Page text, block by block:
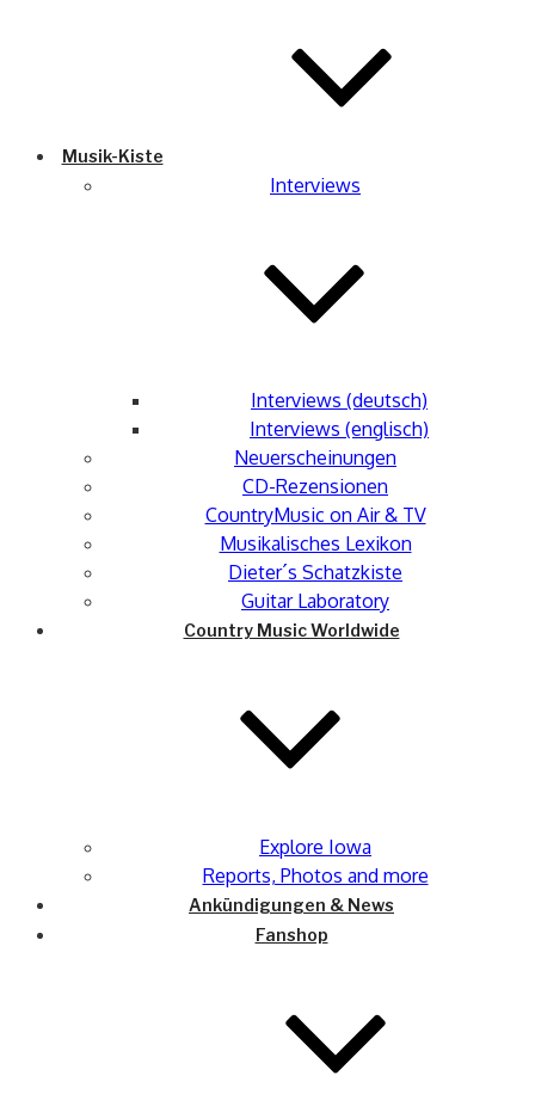
Musik-Kiste
Interviews
Interviews (deutsch)
Interviews (englisch)
Neuerscheinungen
CD-Rezensionen
CountryMusic on Air & TV
Musikalisches Lexikon
Dieter´s Schatzkiste
Guitar Laboratory
Country Music Worldwide
Explore Iowa
Reports, Photos and more
Ankündigungen & News
Fanshop